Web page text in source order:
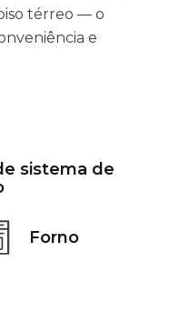
térreo — o
e
sistema de
Forno